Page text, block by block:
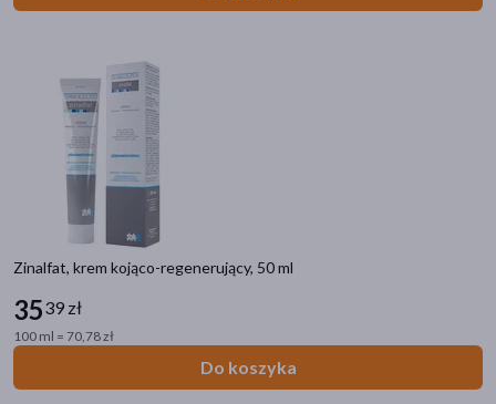
Zinalfat, krem kojąco-regenerujący, 50 ml
3539 zł
100 ml = 70,78 zł
Do koszyka